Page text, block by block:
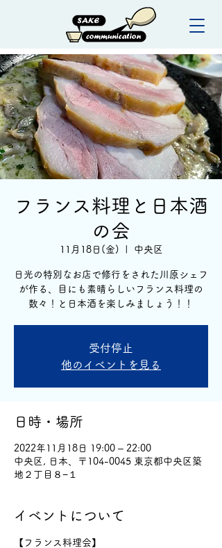
フランス料理と日本酒
の会
11月18日(金) 中央区
日光の特別なお店で修行をされた川原シェフ
が作る、目にも素晴らしいフランス料理の
数々！と日本酒を楽しみましょう！！
受付停止
他のイベントを見る
日時・場所
2022年11月18日 19:00 – 22:00
中央区, 日本、〒104-0045 東京都中央区築
地２丁目８−１
イベントについて
【フランス料理会】